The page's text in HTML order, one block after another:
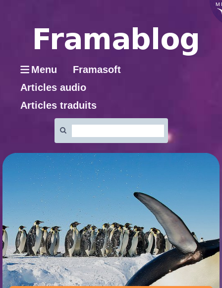
Menu
Framasoft
Articles audio
Articles traduits
: